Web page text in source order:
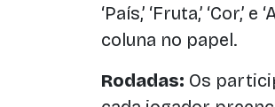
‘País,’ ‘Fruta,’
coluna no papel.
Rodadas: Os